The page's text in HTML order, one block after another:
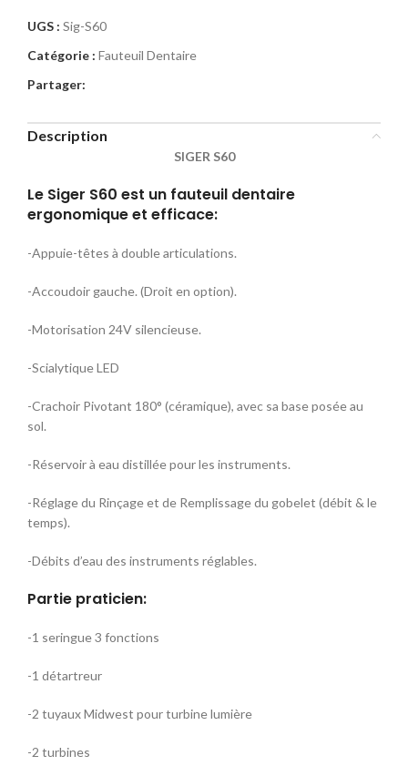
UGS : Sig-S60
Catégorie : Fauteuil Dentaire
Partager:
Description
SIGER S60
Le Siger S60 est un fauteuil dentaire
ergonomique et efficace:
-Appuie-têtes à double articulations.
-Accoudoir gauche. (Droit en option).
-Motorisation 24V silencieuse.
-Scialytique LED
-Crachoir Pivotant 180° (céramique), avec sa base posée au
sol.
-Réservoir à eau distillée pour les instruments.
-Réglage du Rinçage et de Remplissage du gobelet (débit & le
temps).
-Débits d’eau des instruments réglables.
Partie praticien:
-1 seringue 3 fonctions
-1 détartreur
-2 tuyaux Midwest pour turbine lumière
-2 turbines